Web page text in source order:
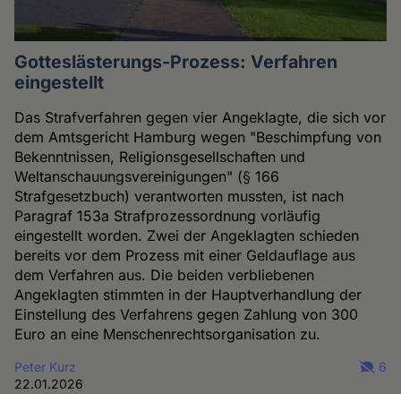
Gotteslästerungs-Prozess: Verfahren
eingestellt
Das Strafverfahren gegen vier Angeklagte, die sich vor
dem Amtsgericht Hamburg wegen "Beschimpfung von
Bekenntnissen, Religionsgesellschaften und
Weltanschauungsvereinigungen" (§ 166
Strafgesetzbuch) verantworten mussten, ist nach
Paragraf 153a Strafprozessordnung vorläufig
eingestellt worden. Zwei der Angeklagten schieden
bereits vor dem Prozess mit einer Geldauflage aus
dem Verfahren aus. Die beiden verbliebenen
Angeklagten stimmten in der Hauptverhandlung der
Einstellung des Verfahrens gegen Zahlung von 300
Euro an eine Menschenrechtsorganisation zu.
Peter Kurz
22.01.2026
6